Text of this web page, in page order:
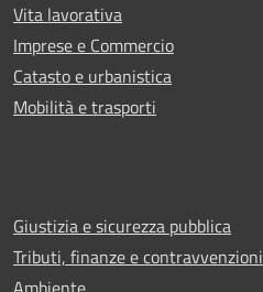
Vita lavorativa
Imprese e Commercio
Catasto e urbanistica
Mobilità e trasporti
Giustizia e sicurezza pubblica
Tributi, finanze e contravvenzioni